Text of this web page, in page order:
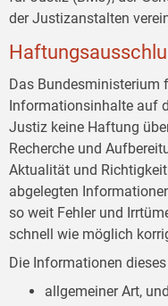
der Justizanstalten
Das Bundesministerium
Informationsinhalte auf
Justiz keine Haftung
Recherche und
Aktualität und
abgelegten
so weit Fehler und
schnell wie möglich
Die Informationen
allgemeiner Art,